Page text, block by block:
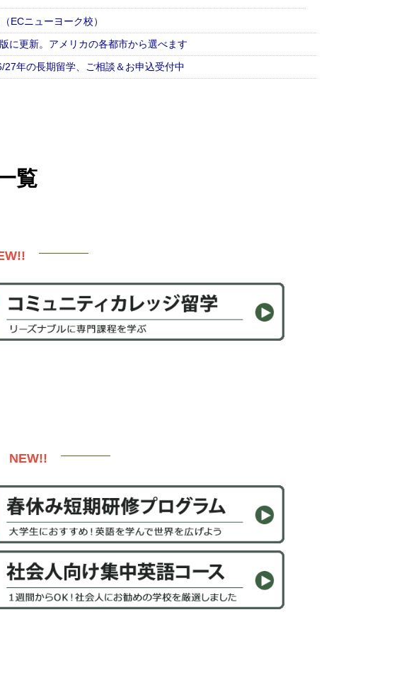
ECニューヨーク校）
に更新。アメリカの各都市から選べます
27年の長期留学、ご相談＆お申込受付中
覧
NEW!!